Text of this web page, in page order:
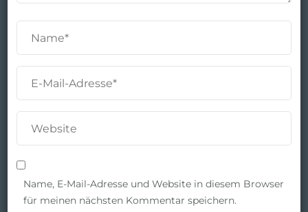
Name, E-Mail-Adresse und Website in diesem Browser
für meinen nächsten Kommentar speichern.